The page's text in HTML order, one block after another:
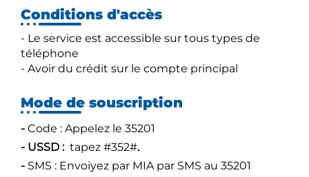
Conditions d'accès
- Le service est accessible sur tous types de
téléphone
- Avoir du crédit sur le compte principal
Mode de souscription
- Code : Appelez le 35201
- USSD : tapez #352#.
- SMS : Envoiyez par MIA par SMS au 35201​